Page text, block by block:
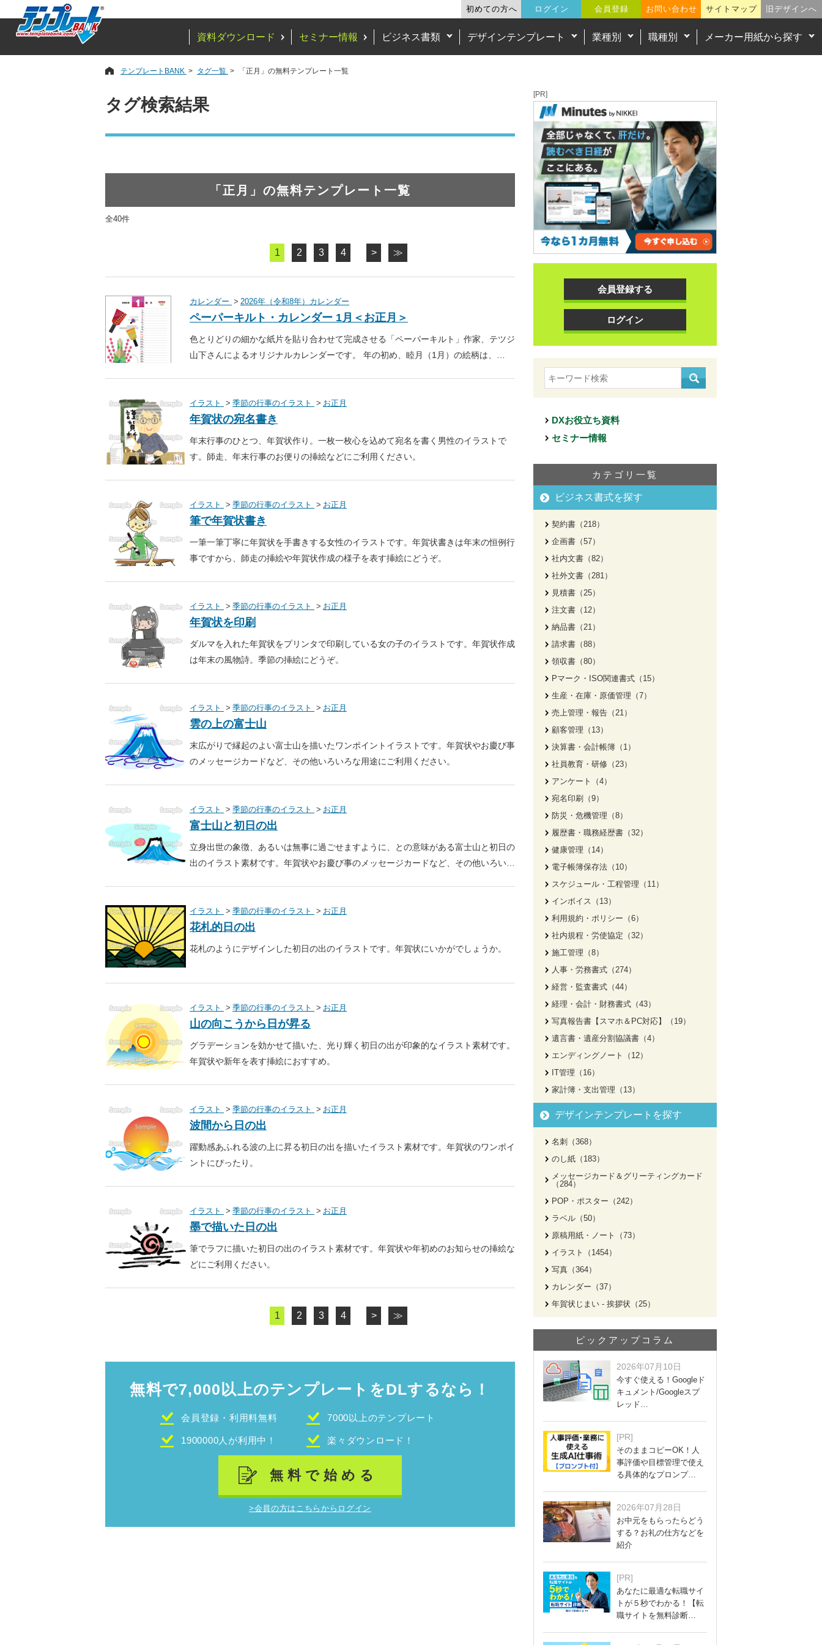
初めての方へ ログイン 会員登録 お問い合わせ サイトマップ 旧デザインへ
資料ダウンロード セミナー情報 ビジネス書類 デザインテンプレート 業種別 職種別 メーカー用紙から探す
テンプレートBANK タグ一覧 「正月」の無料テンプレート一覧
タグ検索結果
「正月」の無料テンプレート一覧
全40件
1 2 3 4 > ≫
カレンダー 2026年（令和8年）カレンダー
ペーパーキルト・カレンダー 1月＜お正月＞
色とりどりの細かな紙片を貼り合わせて完成させる「ペーパーキルト」作家、テツジ
山下さんによるオリジナルカレンダーです。 年の初め、睦月（1月）の絵柄は、…
イラスト 季節の行事のイラスト お正月
年賀状の宛名書き
年末行事のひとつ、年賀状作り。一枚一枚心を込めて宛名を書く男性のイラストで
す。師走、年末行事のお便りの挿絵などにご利用ください。
イラスト 季節の行事のイラスト お正月
筆で年賀状書き
一筆一筆丁寧に年賀状を手書きする女性のイラストです。年賀状書きは年末の恒例行
事ですから、師走の挿絵や年賀状作成の様子を表す挿絵にどうぞ。
イラスト 季節の行事のイラスト お正月
年賀状を印刷
ダルマを入れた年賀状をプリンタで印刷している女の子のイラストです。年賀状作成
は年末の風物詩。季節の挿絵にどうぞ。
イラスト 季節の行事のイラスト お正月
雲の上の富士山
末広がりで縁起のよい富士山を描いたワンポイントイラストです。年賀状やお慶び事
のメッセージカードなど、その他いろいろな用途にご利用ください。
イラスト 季節の行事のイラスト お正月
富士山と初日の出
立身出世の象徴、あるいは無事に過ごせますように、との意味がある富士山と初日の
出のイラスト素材です。年賀状やお慶び事のメッセージカードなど、その他いろい…
イラスト 季節の行事のイラスト お正月
花札的日の出
花札のようにデザインした初日の出のイラストです。年賀状にいかがでしょうか。
イラスト 季節の行事のイラスト お正月
山の向こうから日が昇る
グラデーションを効かせて描いた、光り輝く初日の出が印象的なイラスト素材です。
年賀状や新年を表す挿絵におすすめ。
イラスト 季節の行事のイラスト お正月
波間から日の出
躍動感あふれる波の上に昇る初日の出を描いたイラスト素材です。年賀状のワンポイ
ントにぴったり。
イラスト 季節の行事のイラスト お正月
墨で描いた日の出
筆でラフに描いた初日の出のイラスト素材です。年賀状や年初めのお知らせの挿絵な
どにご利用ください。
1 2 3 4 > ≫
無料で7,000以上のテンプレートをDLするなら！
会員登録・利用料無料 7000以上のテンプレート
1900000人が利用中！ 楽々ダウンロード！
無料で始める
>会員の方はこちらからログイン
[PR]
会員登録する
ログイン
DXお役立ち資料
セミナー情報
カテゴリ一覧
ビジネス書式を探す
契約書（218）
企画書（57）
社内文書（82）
社外文書（281）
見積書（25）
注文書（12）
納品書（21）
請求書（88）
領収書（80）
Pマーク・ISO関連書式（15）
生産・在庫・原価管理（7）
売上管理・報告（21）
顧客管理（13）
決算書・会計帳簿（1）
社員教育・研修（23）
アンケート（4）
宛名印刷（9）
防災・危機管理（8）
履歴書・職務経歴書（32）
健康管理（14）
電子帳簿保存法（10）
スケジュール・工程管理（11）
インボイス（13）
利用規約・ポリシー（6）
社内規程・労使協定（32）
施工管理（8）
人事・労務書式（274）
経営・監査書式（44）
経理・会計・財務書式（43）
写真報告書【スマホ＆PC対応】（19）
遺言書・遺産分割協議書（4）
エンディングノート（12）
IT管理（16）
家計簿・支出管理（13）
デザインテンプレートを探す
名刺（368）
のし紙（183）
メッセージカード＆グリーティングカード
（284）
POP・ポスター（242）
ラベル（50）
原稿用紙・ノート（73）
イラスト（1454）
写真（364）
カレンダー（37）
年賀状じまい - 挨拶状（25）
ピックアップコラム
2026年07月10日
今すぐ使える！Googleド
キュメント/Googleスプ
レッド…
[PR]
そのままコピーOK！人
事評価や目標管理で使え
る具体的なプロンプ…
2026年07月28日
お中元をもらったらどう
する？お礼の仕方などを
紹介
[PR]
あなたに最適な転職サイ
トが５秒でわかる！【転
職サイトを無料診断…